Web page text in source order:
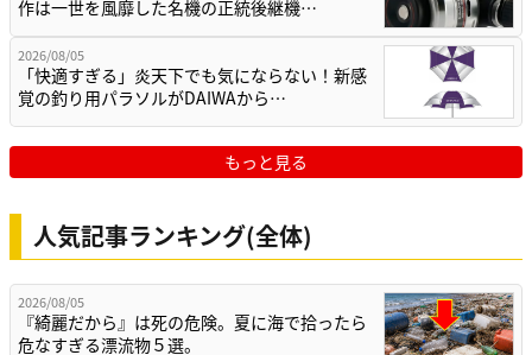
作は一世を風靡した名機の正統後継機…
2026/08/05
「快適すぎる」炎天下でも気にならない！新感
覚の釣り用パラソルがDAIWAから…
もっと見る
人気記事ランキング(全体)
2026/08/05
『綺麗だから』は死の危険。夏に海で拾ったら
危なすぎる漂流物５選。